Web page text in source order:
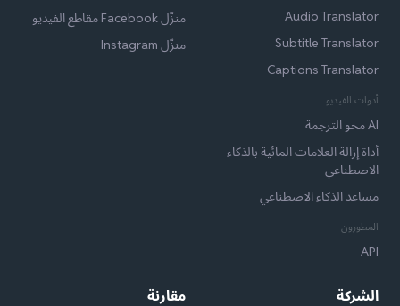
Audio Translator
Subtitle Translator
Captions Translator
أدوات الفيديو
AI محو الترجمة
أداة إزالة العلامات المائية بالذكاء
الاصطناعي
مساعد الذكاء الاصطناعي
المطورون
API
منزّل Facebook مقاطع الفيديو
منزّل Instagram
الشركة مقارنة